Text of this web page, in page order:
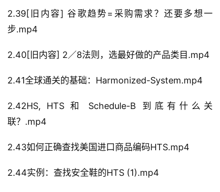
2.39[旧内容] 谷歌趋势=采购需求？还要多想一
步.mp4
2.40[旧内容] 2／8法则，选最好做的产品类目.mp4
2.41全球通关的基础：Harmonized-System.mp4
2.42HS, HTS 和 Schedule-B 到底有什么关
联？.mp4
2.43如何正确查找美国进口商品编码HTS.mp4
2.44实例：查找安全鞋的HTS (1).mp4